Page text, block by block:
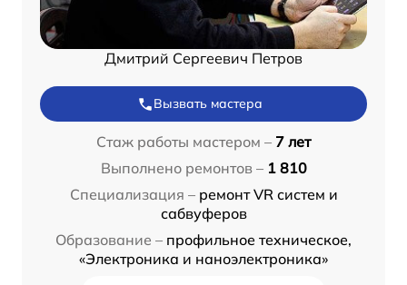
Дмитрий Сергеевич Петров
Вызвать мастера
Стаж работы мастером – 7 лет
Выполнено ремонтов – 1 810
Специализация – ремонт VR систем и
сабвуферов
Образование – профильное техническое,
«Электроника и наноэлектроника»